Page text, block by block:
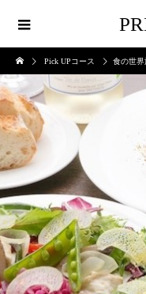
Pick UPコース 食の世界